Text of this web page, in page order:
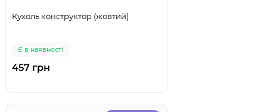
Кухоль конструктор (жовтий)
Є в наявності
457 грн